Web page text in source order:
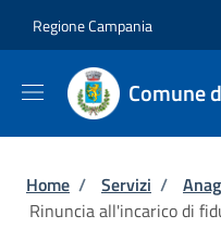
Regione Campania
Comune
Briciole di
Home / Servizi /
Rinuncia all'incarico di